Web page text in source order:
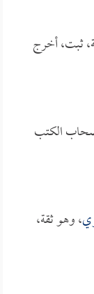
ثبت، أخرج
الكتب
، وهو ثقة،